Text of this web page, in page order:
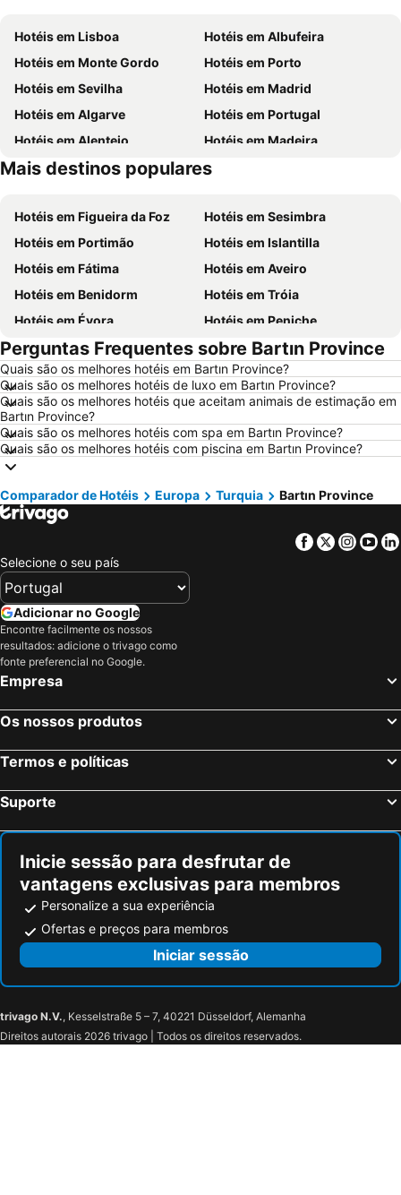
Hotéis em Lisboa
Hotéis em Albufeira
Hotéis em Monte Gordo
Hotéis em Porto
Hotéis em Sevilha
Hotéis em Madrid
Hotéis em Algarve
Hotéis em Portugal
Hotéis em Alentejo
Hotéis em Madeira
Hotéis em Espanha
Hotéis em Centro de Portugal
Mais destinos populares
Hotéis em Figueira da Foz
Hotéis em Sesimbra
Hotéis em Portimão
Hotéis em Islantilla
Hotéis em Fátima
Hotéis em Aveiro
Hotéis em Benidorm
Hotéis em Tróia
Hotéis em Évora
Hotéis em Peniche
Hotéis em Porto Santo
Hotéis em Barcelona
Hotéis em Sangenjo
Hotéis em Nazaré
Hotéis em Vigo
Hotéis em Vila Nova de Milfontes
Hotéis em Isla Canela
Hotéis em Roma
Hotéis em Vilamoura
Hotéis em Norte de Portugal
Hotéis em Minorca
Hotéis em Galiza
Hotéis em Andaluzia
Hotéis em Douro
Hotéis em Ilha do Sal
Hotéis em Ibiza
Hotéis em Serra da Estrela
Hotéis em Costa da Luz
Hotéis em Gran Canaria
Hotéis em Costa de Almería
Perguntas Frequentes sobre Bartın Province
Quais são os melhores hotéis em Bartın Province?
Quais são os melhores hotéis de luxo em Bartın Province?
Quais são os melhores hotéis que aceitam animais de estimação em
Bartın Province?
Quais são os melhores hotéis com spa em Bartın Province?
Quais são os melhores hotéis com piscina em Bartın Province?
Comparador de Hotéis Europa Turquia Bartın Province
Facebook
Twitter
Selecione o seu país
Adicionar no Google
Encontre facilmente os nossos
resultados: adicione o trivago como
fonte preferencial no Google.
Empresa
Os nossos produtos
Termos e políticas
Suporte
Inicie sessão para desfrutar de
vantagens exclusivas para membros
Personalize a sua experiência
Ofertas e preços para membros
Iniciar sessão
trivago N.V., Kesselstraße 5 – 7, 40221 Düsseldorf, Alemanha
Direitos autorais 2026 trivago | Todos os direitos reservados.